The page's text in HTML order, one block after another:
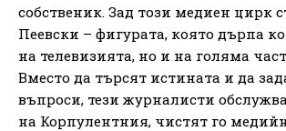
собственик. Зад този медиен цирк
Пеевски – фигурата, която дърпа
на телевизията, но и на голяма
Вместо да търсят истината и да
въпроси, тези журналисти
на Корпулентния, чистят го